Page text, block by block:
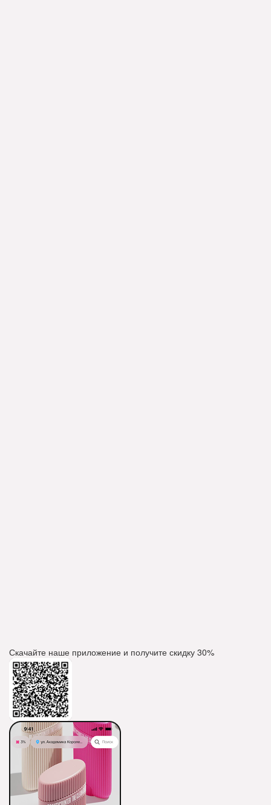
Скачайте наше приложение и получите скидку 30%